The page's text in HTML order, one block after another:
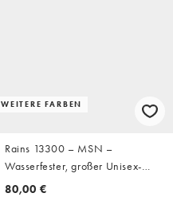
WEITERE FARBEN
Rains 13300 – MSN –
Wasserfester, großer Unisex-
Rucksack in Schwarz
80,00 €